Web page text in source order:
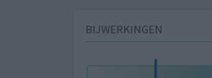
BIJWERKINGEN